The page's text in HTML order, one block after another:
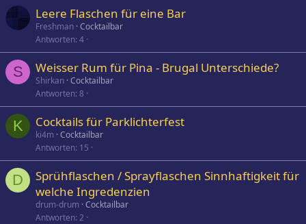
Leere Flaschen für eine Bar
Freshman Cocktailbar
Antworten 4
S Weisser Rum für Pina - Brugal Unterschiede?
Shirkan Cocktailbar
Antworten 8
K Cocktails für Parklichterfest
ki4m Cocktailbar
Antworten 15
D
Sprühflaschen / Sprayflaschen Sinnhaftigkeit für
welche Ingredenzien
drum-drum Cocktailbar
Antworten 2